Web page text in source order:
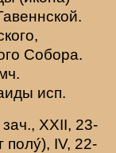
Собора.
исп.
XXII, 23-
полу́), IV, 22-